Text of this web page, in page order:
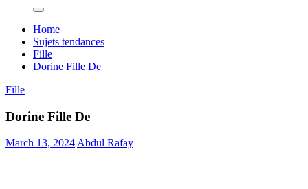
Home
Sujets tendances
Fille
Dorine Fille De
Fille
Dorine Fille De
March 13, 2024Abdul Rafay